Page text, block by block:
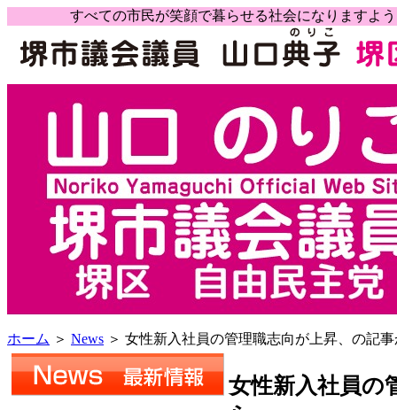
すべての市民が笑顔で暮らせる社会になります
ホーム ＞ News ＞ 女性新入社員の管理職志向が上昇、の記
女性新入社員の